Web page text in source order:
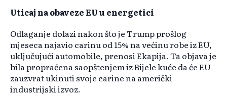
Uticaj na obaveze EU u energetici
Odlaganje dolazi nakon što je Trump prošlog
mjeseca najavio carinu od 15% na većinu robe iz EU,
uključujući automobile, prenosi Ekapija. Ta objava je
bila propraćena saopštenjem iz Bijele kuće da će EU
zauzvrat ukinuti svoje carine na američki
industrijski izvoz.